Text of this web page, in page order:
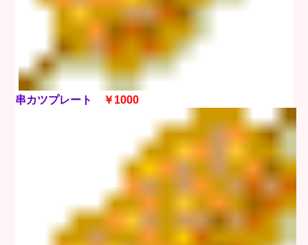
串カツプレート ￥1000